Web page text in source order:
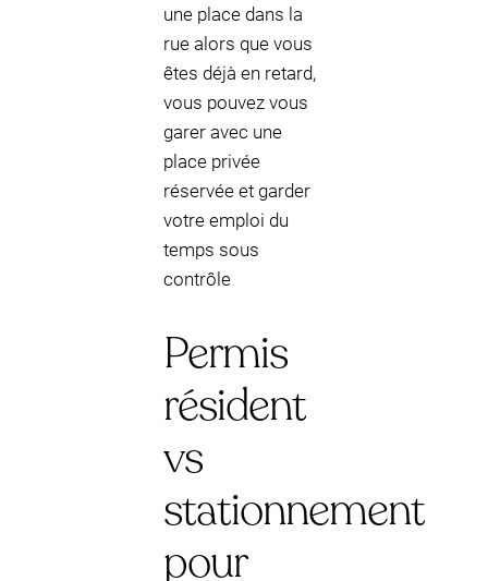
une place dans la
rue alors que vous
êtes déjà en retard,
vous pouvez vous
garer avec une
place privée
réservée et garder
votre emploi du
temps sous
contrôle
Permis
résident
vs
stationnement
pour